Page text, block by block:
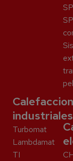
industriales
Turbomat
Lambdamat
TI